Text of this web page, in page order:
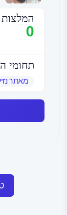
המלצות
0
תחומי
מאתר